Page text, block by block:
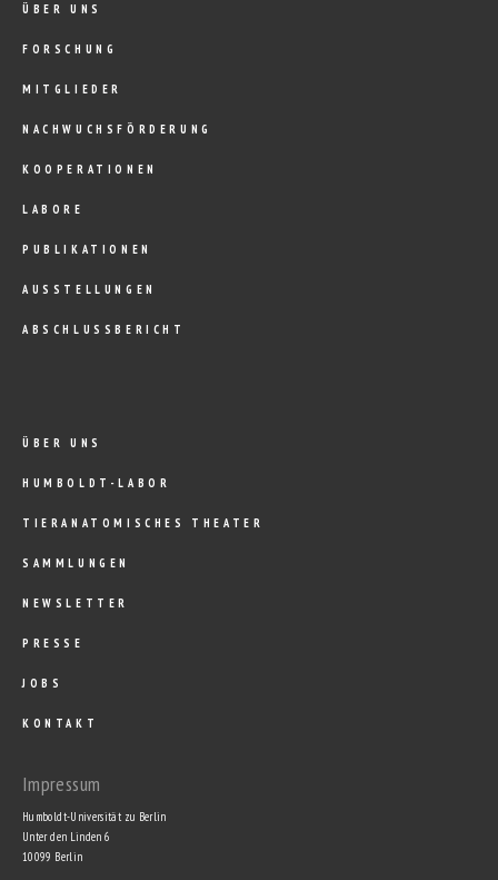
ÜBER UNS
FORSCHUNG
MITGLIEDER
NACHWUCHSFÖRDERUNG
KOOPERATIONEN
LABORE
PUBLIKATIONEN
AUSSTELLUNGEN
ABSCHLUSSBERICHT
ÜBER UNS
HUMBOLDT-LABOR
TIERANATOMISCHES THEATER
SAMMLUNGEN
NEWSLETTER
PRESSE
JOBS
KONTAKT
Impressum
Humboldt-Universität zu Berlin
Unter den Linden 6
10099 Berlin